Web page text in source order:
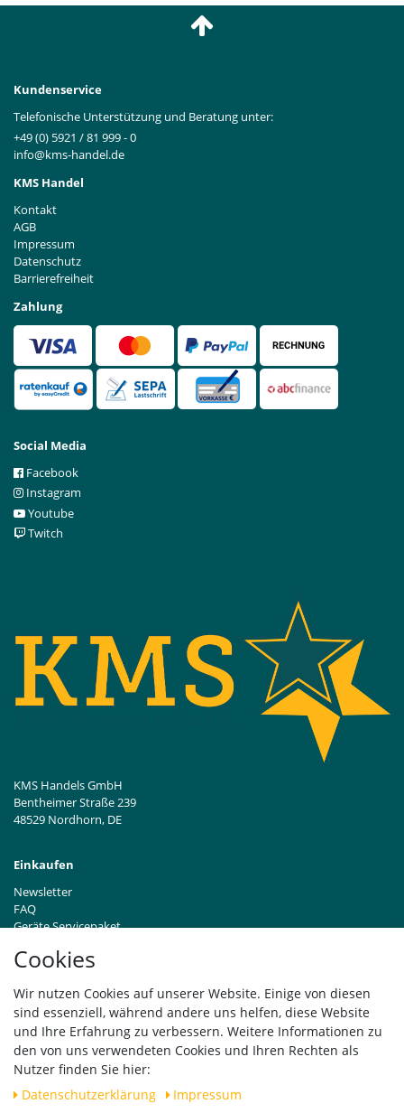
Cookies
Wir nutzen Cookies auf unserer Website. Einige von diesen
sind essenziell, während andere uns helfen, diese Website
und Ihre Erfahrung zu verbessern. Weitere Informationen zu
den von uns verwendeten Cookies und Ihren Rechten als
Nutzer finden Sie hier:
Daten­schutz­erklärung
Impressum
Kundenservice
Telefonische Unterstützung und Beratung unter:
+49 (0) 5921 / 81 999 - 0
info@kms-handel.de
KMS Handel
Kontakt
AGB
Impressum
Datenschutz
Barrierefreiheit
Zahlung
Social Media
Facebook
Instagram
Youtube
Twitch
KMS Handels GmbH
Bentheimer Straße 239
48529 Nordhorn, DE
Einkaufen
Newsletter
FAQ
Geräte Servicepaket
Händleranfragen B2B
Widerrufsrecht
Vertrag widerrufen
Versand